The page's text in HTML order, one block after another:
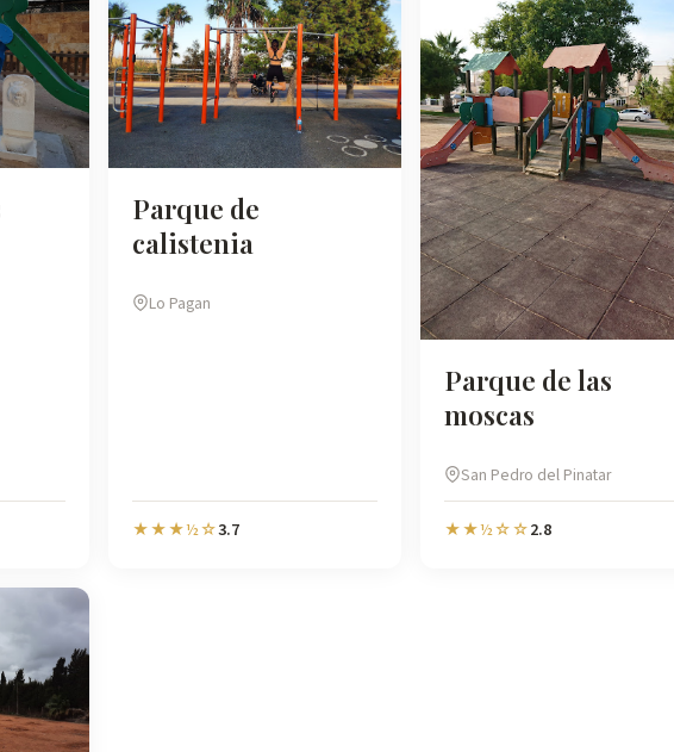
Parque de
calistenia
Lo Pagan
★★★½☆3.7
Parque de las
moscas
San Pedro del Pinatar
★★½☆☆2.8